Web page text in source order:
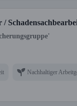
/
Nachhaltiger